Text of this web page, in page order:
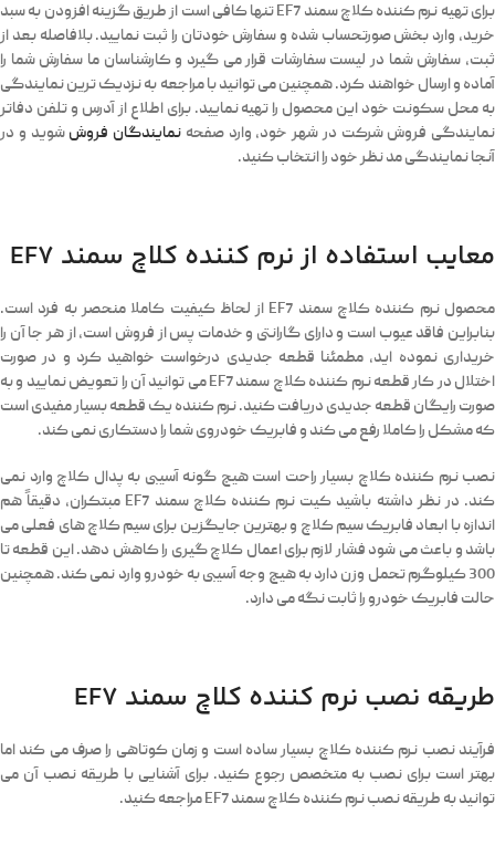
برای تهیه نرم کننده کلاچ سمند EF7 تنها کافی است از طریق گزینه افزودن به سبد
خرید، وارد بخش صورتحساب شده و سفارش خودتان را ثبت نمایید. بلافاصله بعد از
ثبت، سفارش شما در لیست سفارشات قرار می گیرد و کارشناسان ما سفارش شما را
آماده و ارسال خواهند کرد. همچنین می توانید با مراجعه به نزدیک ترین نمایندگی
به محل سکونت خود این محصول را تهیه نمایید. برای اطلاع از آدرس و تلفن دفاتر
نمایندگی فروش شرکت در شهر خود، وارد صفحه نمایندگان فروش شوید و در
آنجا نمایندگی مد نظر خود را انتخاب کنید.
معایب استفاده از نرم کننده کلاچ سمند EF7
محصول نرم کننده کلاچ سمند EF7 از لحاظ کیفیت کاملا منحصر به فرد است.
بنابراین فاقد عیوب است و دارای گارانتی و خدمات پس از فروش است، از هر جا آن را
خریداری نموده اید، مطمئنا قطعه جدیدی درخواست خواهید کرد و در صورت
اختلال در کار قطعه نرم کننده کلاچ سمند EF7 می توانید آن را تعویض نمایید و به
صورت رایگان قطعه جدیدی دریافت کنید. نرم کننده یک قطعه بسیار مفیدی است
که مشکل را کاملا رفع می کند و فابریک خودروی شما را دستکاری نمی کند.
نصب نرم کننده کلاچ بسیار راحت است هیچ گونه آسیبی به پدال کلاچ وارد نمی
کند. در نظر داشته باشید کیت نرم کننده کلاچ سمند EF7 مبتکران، دقیقاً هم
اندازه با ابعاد فابریک سیم کلاچ و بهترین جایگزین برای سیم کلاچ های فعلی می
باشد و باعث می شود فشار لازم برای اعمال کلاچ گیری را کاهش دهد. این قطعه تا
300 کیلوگرم تحمل وزن دارد به هیچ وجه آسیبی به خودرو وارد نمی کند. همچنین
حالت فابریک خودرو را ثابت نگه می دارد.
طریقه نصب نرم کننده کلاچ سمند EF7
فرآیند نصب نرم کننده کلاچ بسیار ساده است و زمان کوتاهی را صرف می کند اما
بهتر است برای نصب به متخصص رجوع کنید. برای آشنایی با طریقه نصب آن می
توانید به طریقه نصب نرم کننده کلاچ سمند EF7 مراجعه کنید.